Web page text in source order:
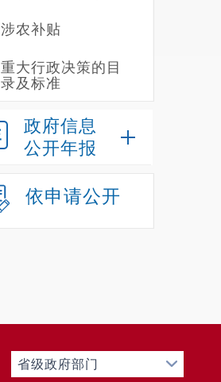
涉农补贴
重大行政决策的目
录及标准
政府信息
公开年报
依申请公开
省级政府部门